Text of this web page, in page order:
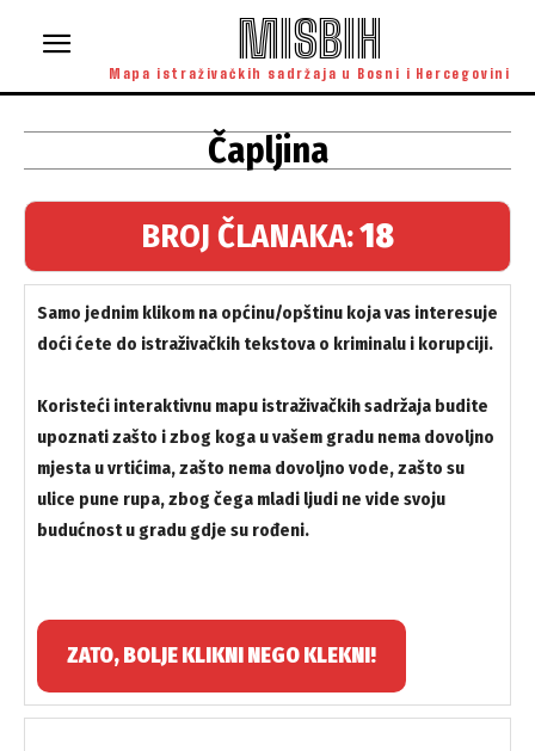
MISBIH
Mapa istraživačkih sadržaja u Bosni i Hercegovini
Čapljina
BROJ ČLANAKA:18
Samo jednim klikom na općinu/opštinu koja vas interesuje
doći ćete do istraživačkih tekstova o kriminalu i korupciji.
Koristeći interaktivnu mapu istraživačkih sadržaja budite
upoznati zašto i zbog koga u vašem gradu nema dovoljno
mjesta u vrtićima, zašto nema dovoljno vode, zašto su
ulice pune rupa, zbog čega mladi ljudi ne vide svoju
budućnost u gradu gdje su rođeni.
ZATO, BOLJE KLIKNI NEGO KLEKNI!